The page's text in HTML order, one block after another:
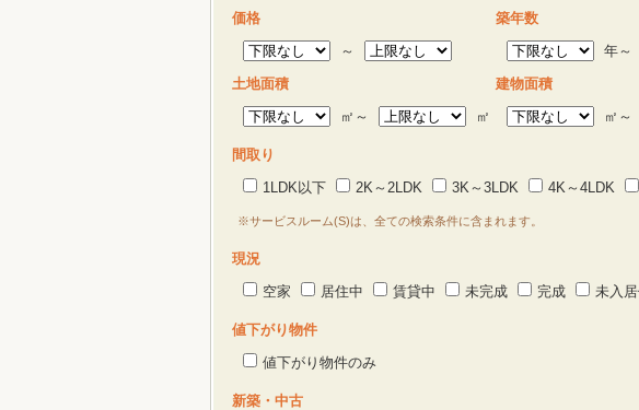
価格
築年数
～
年～
土地面積
建物面積
㎡～
㎡ ㎡～
間取り
1LDK以下
2K～2LDK 3K～3LDK 4K～4LDK
※サービスルーム(S)は、全ての検索条件に含まれます。
現況
空家
居住中 賃貸中 未完成 完成 未入
値下がり物件
値下がり物件のみ
新築・中古